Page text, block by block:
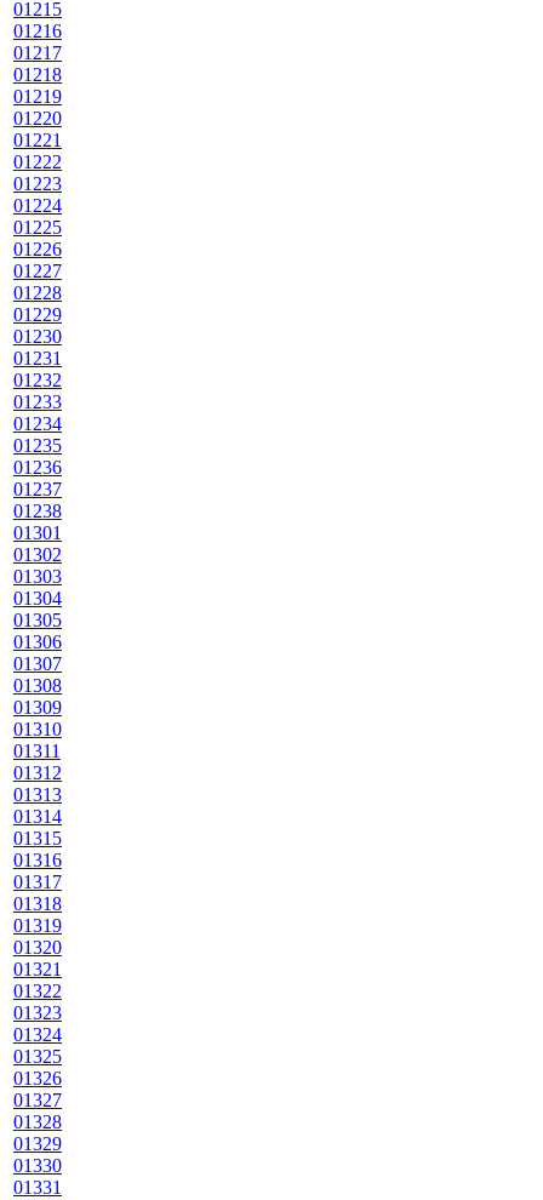
01215
01216
01217
01218
01219
01220
01221
01222
01223
01224
01225
01226
01227
01228
01229
01230
01231
01232
01233
01234
01235
01236
01237
01238
01301
01302
01303
01304
01305
01306
01307
01308
01309
01310
01311
01312
01313
01314
01315
01316
01317
01318
01319
01320
01321
01322
01323
01324
01325
01326
01327
01328
01329
01330
01331